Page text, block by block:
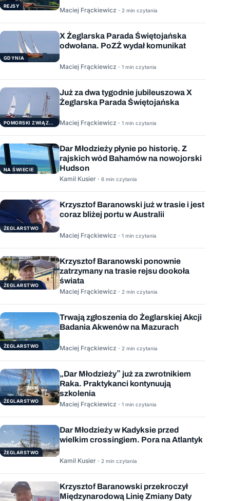
REJSY
Maciej Frąckiewicz · 2 min czytania
GDYNIA
X Żeglarska Parada Świętojańska
odwołana. PoZŻ wydał komunikat
Maciej Frąckiewicz · 1 min czytania
POMORSKI ZWIĄZEK ŻEGLARSKI
Już za dwa tygodnie jubileuszowa X
Żeglarska Parada Świętojańska
Maciej Frąckiewicz · 1 min czytania
NA ŚWIECIE
Dar Młodzieży płynie po historię. Z
rajskich wód Bahamów na nowojorski
Hudson
Kamil Kusier · 6 min czytania
ŻEGLARSTWO
Krzysztof Baranowski już w trasie i jest
coraz bliżej portu w Australii
Maciej Frąckiewicz · 1 min czytania
ŻEGLARSTWO
Krzysztof Baranowski ponownie
zatrzymany na trasie rejsu dookoła
świata
Maciej Frąckiewicz · 2 min czytania
ŻEGLARSTWO
Trwają zgłoszenia do Żeglarskiej Akcji
Badania Akwenów na Mazurach
Maciej Frąckiewicz · 2 min czytania
ŻEGLARSTWO
„Dar Młodzieży” już za zwrotnikiem
Raka. Praktykanci kontynuują
szkolenia
Maciej Frąckiewicz · 1 min czytania
ŻEGLARSTWO
Dar Młodzieży w Kadyksie przed
wielkim crossingiem. Pora na Atlantyk
Kamil Kusier · 2 min czytania
Krzysztof Baranowski przekroczył
Międzynarodową Linię Zmiany Daty